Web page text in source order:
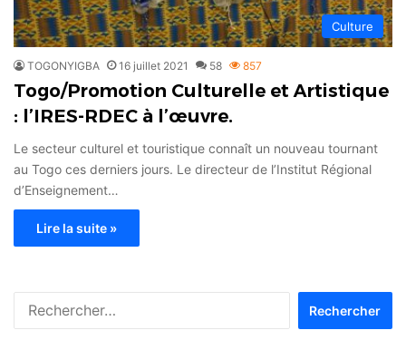
Culture
TOGONYIGBA 16 juillet 2021 58 857
Togo/Promotion Culturelle et Artistique
: l’IRES-RDEC à l’œuvre.
Le secteur culturel et touristique connaît un nouveau tournant
au Togo ces derniers jours. Le directeur de l’Institut Régional
d’Enseignement…
Lire la suite »